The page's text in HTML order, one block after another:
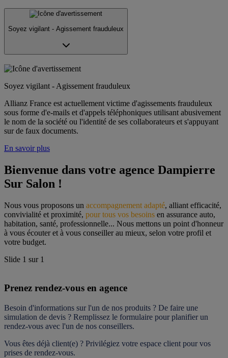
Soyez vigilant - Agissement frauduleux
Soyez vigilant - Agissement frauduleux
Allianz France est actuellement victime d'agissements frauduleux
sous forme d'e-mails et d'appels téléphoniques utilisant abusivement
le nom de la société ou l'identité de ses collaborateurs et s'appuyant
sur de faux documents.
En savoir plus
Bienvenue dans votre agence Dampierre
Sur Salon !
Nous vous proposons un accompagnement adapté, alliant efficacité,
convivialité et proximité, pour tous vos besoins en assurance auto,
habitation, santé, professionnelle... Nous mettons un point d'honneur
à vous écouter et à vous conseiller au mieux, selon votre profil et
votre budget.
Slide 1 sur 1
Prenez rendez-vous en agence
Besoin d'informations sur l'un de nos produits ? De faire une
simulation de devis ? Remplissez le formulaire pour planifier un
rendez-vous avec l'un de nos conseillers.
Vous êtes déjà client(e) ? Privilégiez votre espace client pour vos
prises de rendez-vous.